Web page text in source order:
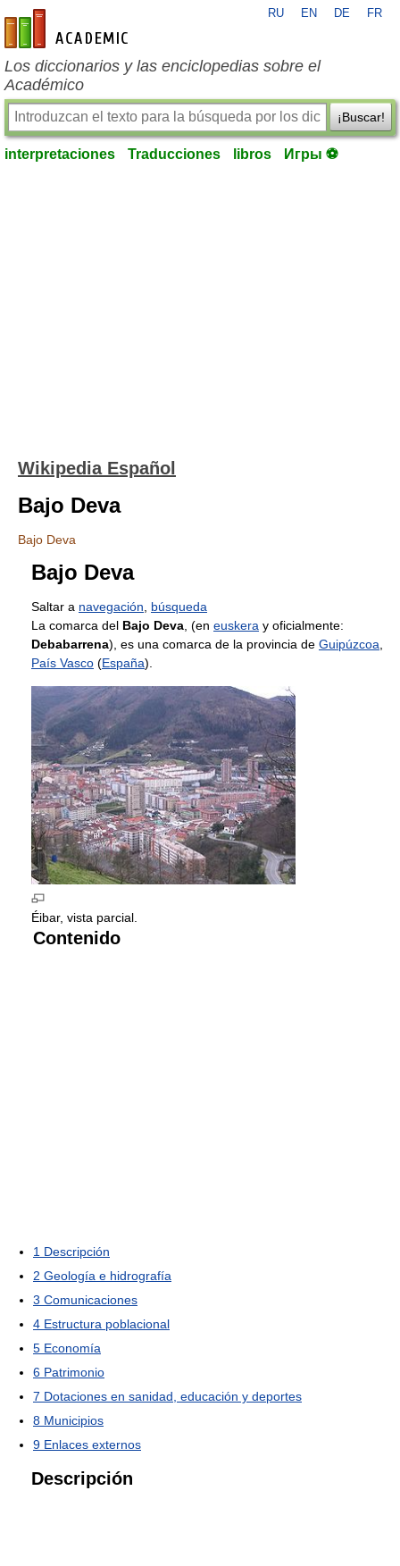
es-academic.com
RU EN DE FR
Los diccionarios y las enciclopedias sobre el
Académico
¡Buscar!
interpretaciones Traducciones libros Игры ⚽
Wikipedia Español
Bajo Deva
Bajo Deva
Bajo Deva
Saltar a navegación
búsqueda
La comarca del Bajo Deva , (en euskera y oficialmente:
Debabarrena), es una comarca de la provincia de Guipúzcoa
País Vasco (España).
Éibar, vista parcial.
Contenido
1 Descripción
2 Geología e hidrografía
3 Comunicaciones
4 Estructura poblacional
5 Economía
6 Patrimonio
7 Dotaciones en sanidad, educación y deportes
8 Municipios
9 Enlaces externos
Descripción